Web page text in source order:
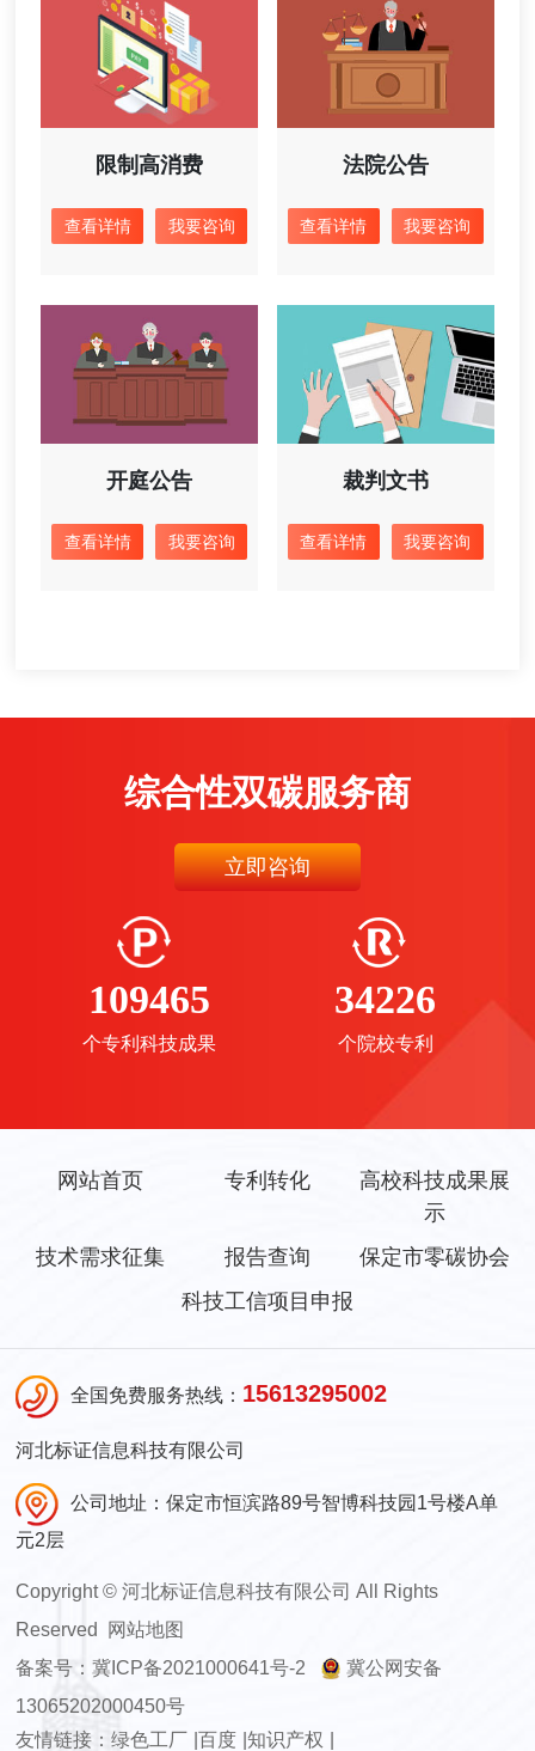
限制高消费
查看详情 我要咨询
法院公告
查看详情 我要咨询
开庭公告
查看详情 我要咨询
裁判文书
查看详情 我要咨询
综合性双碳服务商
立即咨询
109465
个专利科技成果
34226
个院校专利
网站首页 专利转化
高校科技成果展
示
技术需求征集
报告查询
保定市零碳协会
科技工信项目申报
全国免费服务热线： 15613295002
河北标证信息科技有限公司
公司地址：保定市恒滨路89号智博科技园1号楼A单
元2层
Copyright© 河北标证信息科技有限公司 All Rights
Reserved 网站地图
备案号：冀ICP备2021000641号-2
冀公网安备
13065202000450号
友情链接：绿色工厂 |百度 |知识产权